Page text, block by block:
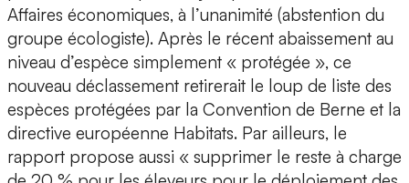
Affaires économiques, à l’unanimité (abstention du
groupe écologiste). Après le récent abaissement au
niveau d’espèce simplement « protégée », ce
nouveau déclassement retirerait le loup de liste des
espèces protégées par la Convention de Berne et la
directive européenne Habitats. Par ailleurs, le
rapport propose aussi « supprimer le reste à charge